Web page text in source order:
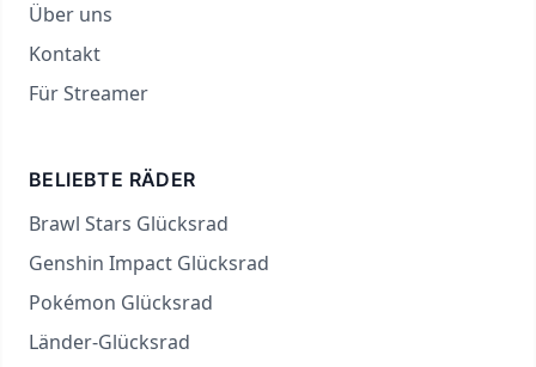
Über uns
Kontakt
Für Streamer
BELIEBTE RÄDER
Brawl Stars Glücksrad
Genshin Impact Glücksrad
Pokémon Glücksrad
Länder-Glücksrad